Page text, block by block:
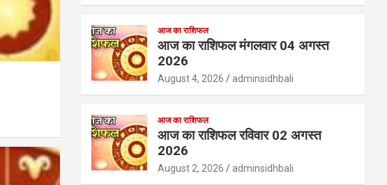
आज का राशिफल
आज का राशिफल मंगलवार 04 अगस्त
2026
August 4, 2026 adminsidhbali
आज का राशिफल
आज का राशिफल रविवार 02 अगस्त
2026
August 2, 2026 adminsidhbali